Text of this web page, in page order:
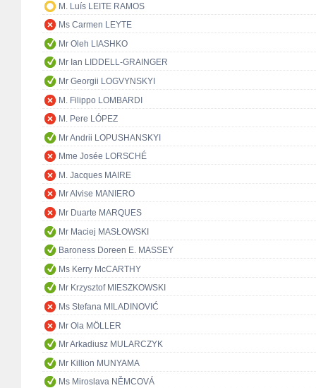
M. Luís LEITE RAMOS
Ms Carmen LEYTE
Mr Oleh LIASHKO
Mr Ian LIDDELL-GRAINGER
Mr Georgii LOGVYNSKYI
M. Filippo LOMBARDI
M. Pere LÓPEZ
Mr Andrii LOPUSHANSKYI
Mme Josée LORSCHÉ
M. Jacques MAIRE
Mr Alvise MANIERO
Mr Duarte MARQUES
Mr Maciej MASŁOWSKI
Baroness Doreen E. MASSEY
Ms Kerry McCARTHY
Mr Krzysztof MIESZKOWSKI
Ms Stefana MILADINOVIĆ
Mr Ola MÖLLER
Mr Arkadiusz MULARCZYK
Mr Killion MUNYAMA
Ms Miroslava NĚMCOVÁ